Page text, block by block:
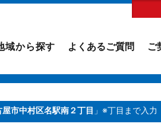
域から探す よくあるご質問 ご
屋市中村区名駅南２丁目 」※丁目まで入力